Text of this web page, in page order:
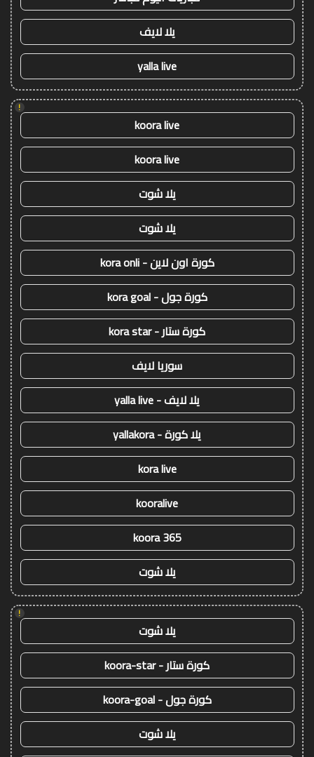
يلا لايف
yalla live
!
koora live
koora live
يلا شوت
يلا شوت
كورة اون لاين - kora onli
كورة جول - kora goal
كورة ستار - kora star
سوريا لايف
يلا لايف - yalla live
يلا كورة - yallakora
kora live
kooralive
koora 365
يلا شوت
!
يلا شوت
كورة ستار - koora-star
كورة جول - koora-goal
يلا شوت